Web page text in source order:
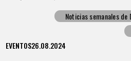
sobre el mejor combate de Goku!
Noticias semanales de
EVENTOS26.08.2024